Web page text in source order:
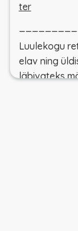
ter
Luulekogu
elav ning
läbivateks